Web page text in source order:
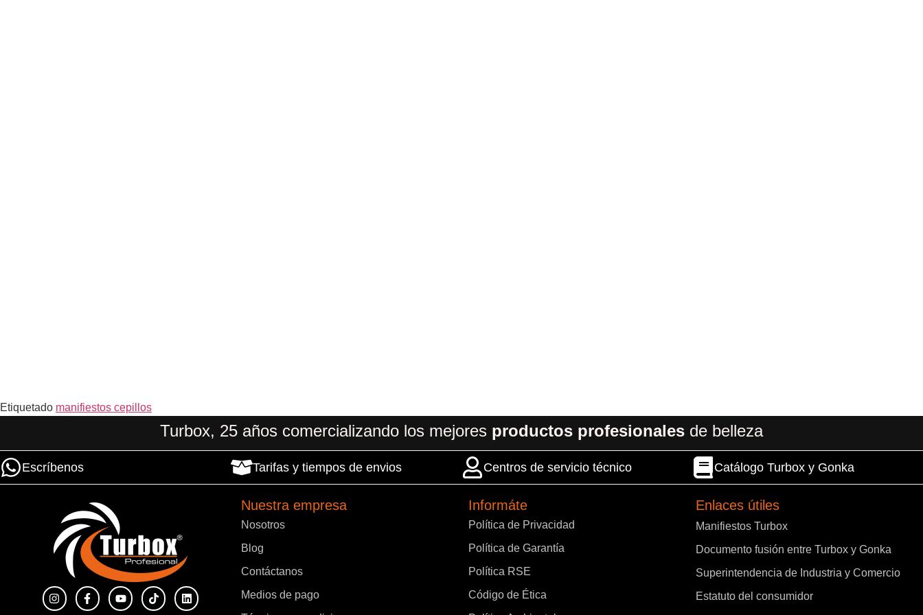
Etiquetado manifiestos cepillos
Turbox, 25 años comercializando los mejores productos profesionales de belleza
Escríbenos Tarifas y tiempos de envios Centros de servicio técnico Catálogo Turbox y Gonka
Nuestra empresa
Nosotros
Blog
Contáctanos
Medios de pago
Informáte
Política de Privacidad
Política de Garantía
Política RSE
Código de Ética
Enlaces útiles
Manifiestos Turbox
Documento fusión entre Turbox y Gonka
Superintendencia de Industria y Comercio
Estatuto del consumidor